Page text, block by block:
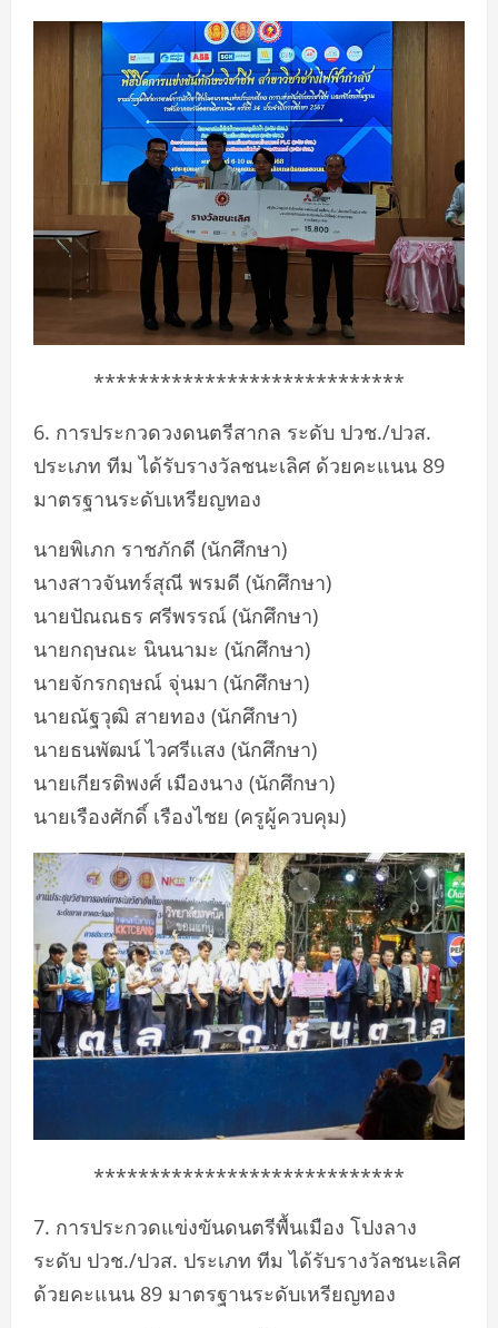
****************************
6. การประกวดวงดนตรีสากล ระดับ ปวช./ปวส.
ประเภท ทีม ได้รับรางวัลชนะเลิศ ด้วยคะแนน 89
มาตรฐานระดับเหรียญทอง
นายพิเภก ราชภักดี (นักศึกษา)
นางสาวจันทร์สุณี พรมดี (นักศึกษา)
นายปัณณธร ศรีพรรณ์ (นักศึกษา)
นายกฤษณะ นินนามะ (นักศึกษา)
นายจักรกฤษณ์ จุ่นมา (นักศึกษา)
นายณัฐวุฒิ สายทอง (นักศึกษา)
นายธนพัฒน์ ไวศรีเเสง (นักศึกษา)
นายเกียรติพงศ์ เมืองนาง (นักศึกษา)
นายเรืองศักดิ์ เรืองไชย (ครูผู้ควบคุม)
****************************
7. การประกวดแข่งขันดนตรีพื้นเมือง โปงลาง
ระดับ ปวช./ปวส. ประเภท ทีม ได้รับรางวัลชนะเลิศ
ด้วยคะแนน 89 มาตรฐานระดับเหรียญทอง